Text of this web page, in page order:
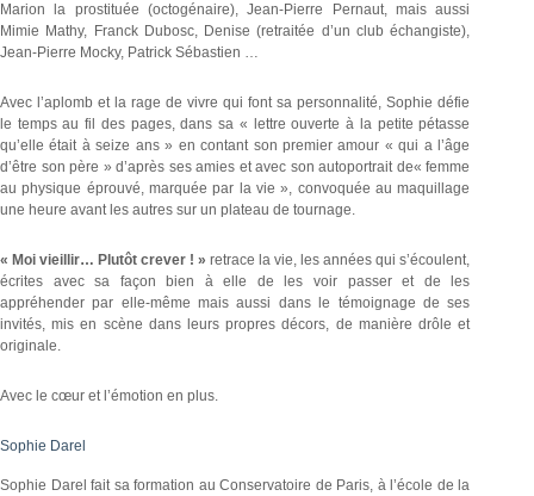
Marion la prostituée (octogénaire), Jean-Pierre Pernaut, mais aussi
Mimie Mathy, Franck Dubosc, Denise (retraitée d’un club échangiste),
Jean-Pierre Mocky, Patrick Sébastien …
Avec l’aplomb et la rage de vivre qui font sa personnalité, Sophie défie
le temps au fil des pages, dans sa « lettre ouverte à la petite pétasse
qu’elle était à seize ans » en contant son premier amour « qui a l’âge
d’être son père » d’après ses amies et avec son autoportrait de« femme
au physique éprouvé, marquée par la vie », convoquée au maquillage
une heure avant les autres sur un plateau de tournage.
« Moi vieillir… Plutôt crever ! »retrace la vie, les années qui s’écoulent,
écrites avec sa façon bien à elle de les voir passer et de les
appréhender par elle-même mais aussi dans le témoignage de ses
invités, mis en scène dans leurs propres décors, de manière drôle et
originale.
Avec le cœur et l’émotion en plus.
Sophie Darel
Sophie Darel fait sa formation au Conservatoire de Paris, à l’école de la